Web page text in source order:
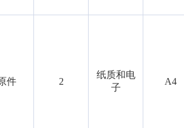
件 2
纸质和电
子
A4